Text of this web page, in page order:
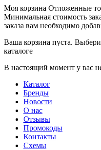
Моя корзина Отложенные
Минимальная стоимость
заказа вам необходимо
Ваша корзина пуста.
каталоге
В настоящий момент у вас
Каталог
Бренды
Новости
О нас
Отзывы
Промокоды
Контакты
Схемы